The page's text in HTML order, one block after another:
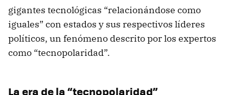
gigantes tecnológicas “relacionándose como
iguales” con estados y sus respectivos líderes
políticos, un fenómeno descrito por los expertos
como “tecnopolaridad”.
La era de la “tecnopolaridad”